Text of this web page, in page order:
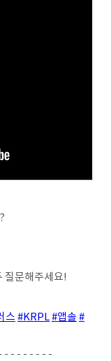
질문해주세요!
스 #KRPL#앱솔 #
- - - - - - - -